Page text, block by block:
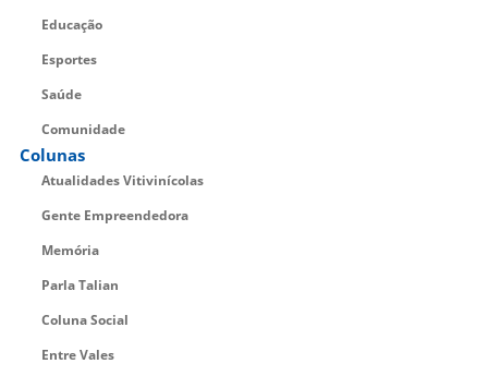
Educação
Esportes
Saúde
Comunidade
Colunas
Atualidades Vitivinícolas
Gente Empreendedora
Memória
Parla Talian
Coluna Social
Entre Vales